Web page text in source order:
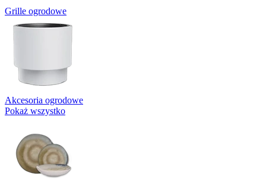
Grille ogrodowe
Akcesoria ogrodowe
Pokaż wszystko